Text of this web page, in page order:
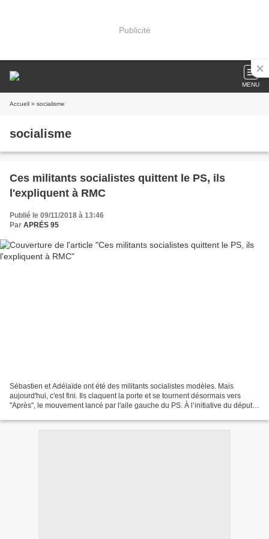
Publicité
MENU
Accueil » socialisme
socialisme
Ces militants socialistes quittent le PS, ils
l'expliquent à RMC
Publié le 09/11/2018 à 13:46
Par APRÉS 95
Sébastien et Adélaïde ont été des militants socialistes modèles. Mais
aujourd'hui, c'est fini. Ils claquent la porte et se tournent désormais vers
"Après", le mouvement lancé par l'aile gauche du PS. À l’initiative du député